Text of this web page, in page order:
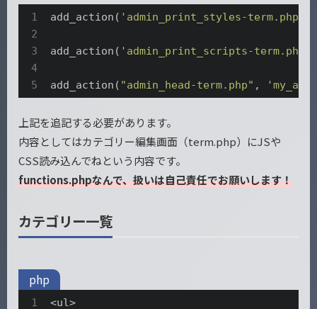
add_action( 'admin_print_styles-term.php'
add_action( 'admin_print_scripts-term.php'
add_action( "admin_head-term.php" ,
上記を追記する必要があります。
内容としてはカテゴリー編集画面（term.php）にJSや
CSS読み込んでねという内容です。
functions.phpなんで、扱いは自己責任でお願いします！
カテゴリー一覧
php